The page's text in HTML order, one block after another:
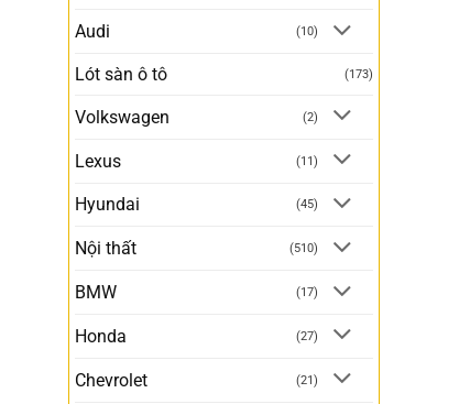
Audi (10)
Lót sàn ô tô (173)
Volkswagen (2)
Lexus (11)
Hyundai (45)
Nội thất (510)
BMW (17)
Honda (27)
Chevrolet (21)